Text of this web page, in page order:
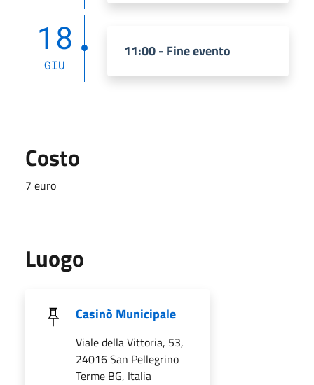
18
GIU
11:00 - Fine evento
Costo
7 euro
Luogo
Casinò Municipale
Viale della Vittoria, 53,
24016 San Pellegrino
Terme BG, Italia